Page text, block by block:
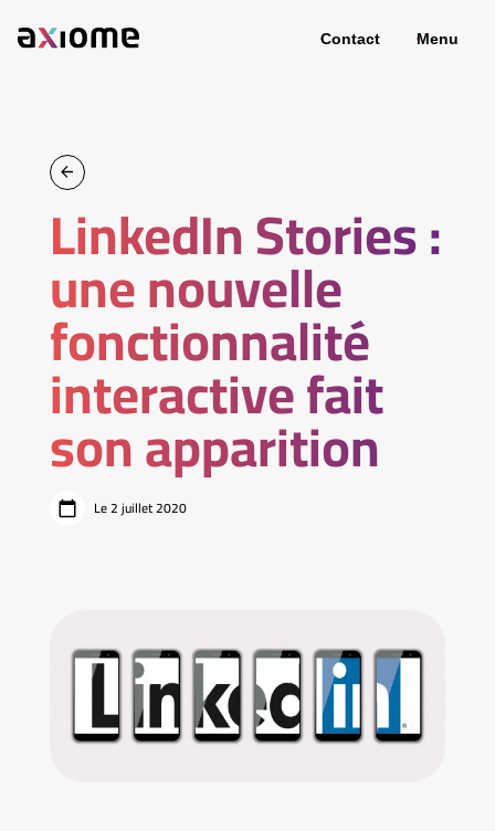
Contact Menu
LinkedIn Stories :
une nouvelle
fonctionnalité
interactive fait
son apparition
Le 2 juillet 2020